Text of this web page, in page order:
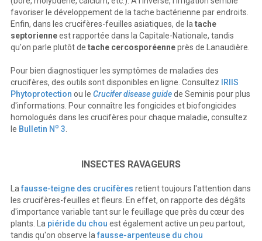
favoriser le développement de la tache bactérienne par endroits.
Enfin, dans les crucifères-feuilles asiatiques, de la tache
septorienneest rapportée dans la Capitale-Nationale, tandis
qu'on parle plutôt de tache cercosporéenneprès de Lanaudière.
Pour bien diagnostiquer les symptômes de maladies des
crucifères, des outils sont disponibles en ligne. Consultez
IRIIS
Phytoprotection ou le Crucifer disease guidede Seminis pour plus
d'informations. Pour connaître les fongicides et biofongicides
homologués dans les crucifères pour chaque maladie, consultez
le Bulletin No 3
INSECTES RAVAGEURS
Lafausse-teigne des crucifères retient toujours l'attention dans
les crucifères-feuilles et fleurs. En effet, on rapporte des dégâts
d'importance variable tant sur le feuillage que près du cœur des
plants. La piéride du chou est également active un peu partout,
tandis qu'on observe lafausse-arpenteuse du chou